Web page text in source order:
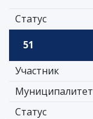
Статус
51
Участник
Муниципалитет
Статус